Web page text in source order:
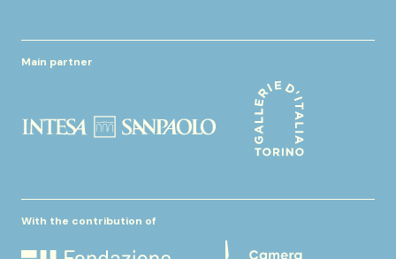
Main partner
With the contribution of